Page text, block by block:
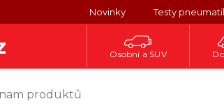
Novinky Testy
Osobní a SUV
produktů